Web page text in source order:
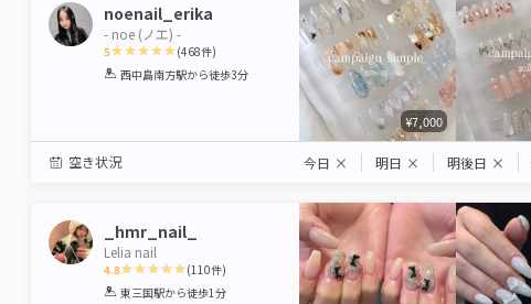
noenail_erika
- noe (ノエ) -
5
1 2 3 4 5
(468件)
西中島南方駅から徒歩3分
¥7,000
空き状況 今日 × 明日 × 明後日 ×
_hmr_nail_
Lelia nail
4.8
1 2 3 4 5
(110件)
東三国駅から徒歩1分